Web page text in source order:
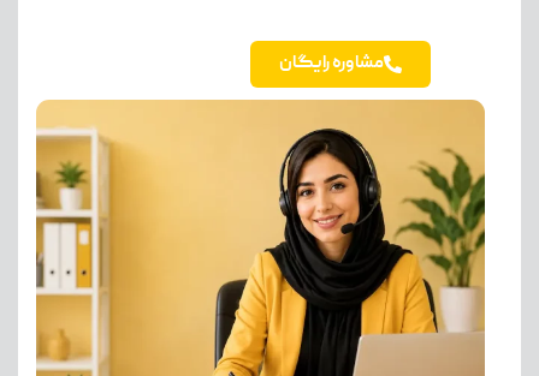
مشاوره رایگان